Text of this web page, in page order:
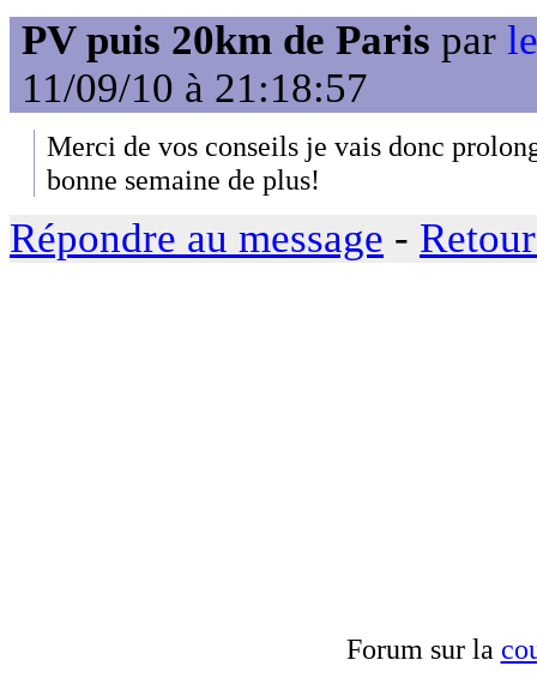
PV puis 20km de Paris par
11/09/10 à 21:18:57
Merci de vos conseils je vais donc
bonne semaine de plus!
Répondre au message -
Forum sur la